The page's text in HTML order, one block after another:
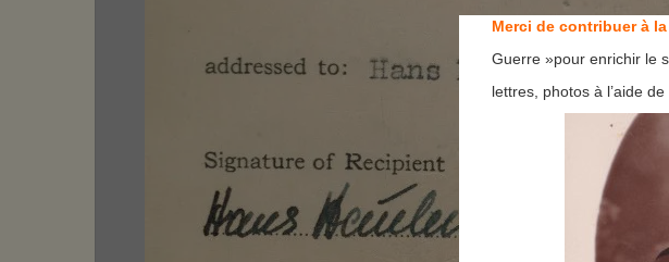
Merci de contribuer à
Guerre »pour enrichir le
lettres, photos à l’aide de